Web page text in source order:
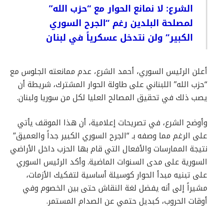
الشرع: لا نمانع الحوار مع “حزب الله”
لمصلحة البلدين رغم “الجرح السوري
الكبير” ولن نتدخل عسكرياً في لبنان
أعلن الرئيس السوري، أحمد الشرع، عدم ممانعته الجلوس مع
“حزب الله” اللبناني على طاولة الحوار المشترك، شريطة أن
يصب ذلك في تحقيق المصالح العليا لكل من سوريا ولبنان.
وأوضح الشرع، في تصريحات إعلامية، أن هذا الموقف يأتي
على الرغم مما وصفه بـ “الجرح السوري الكبير جداً والعميق”
نتيجة الممارسات والأفعال التي قام بها الحزب داخل الأراضي
السورية على مدى السنوات الماضية. وأكد الرئيس السوري
على تبنيه مبدأ الحوار كوسيلة أساسية لتفكيك الأزمات،
مشيراً إلى أنه يفضل لغة النقاش حتى بين الخصوم وفي
أوقات الحروب، كبديل حتمي عن الصدام المستمر.